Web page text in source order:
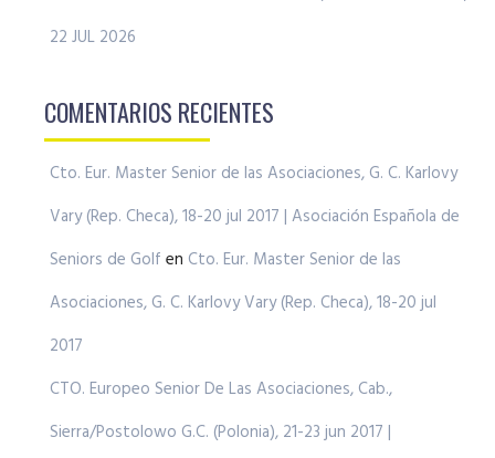
22 JUL 2026
COMENTARIOS RECIENTES
Cto. Eur. Master Senior de las Asociaciones, G. C. Karlovy
Vary (Rep. Checa), 18-20 jul 2017 | Asociación Española de
Seniors de Golf en Cto. Eur. Master Senior de las
Asociaciones, G. C. Karlovy Vary (Rep. Checa), 18-20 jul
2017
CTO. Europeo Senior De Las Asociaciones, Cab.,
Sierra/Postolowo G.C. (Polonia), 21-23 jun 2017 |